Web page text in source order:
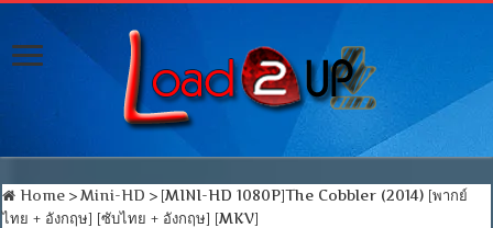
Home > Mini-HD > [MINI-HD 1080P]The Cobbler (2014) [พากย์
ไทย + อังกฤษ] [ซับไทย + อังกฤษ] [MKV]